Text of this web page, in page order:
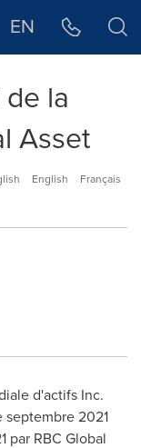
EN
la
Asset
English Français
d'actifs Inc.
2021
par RBC Global